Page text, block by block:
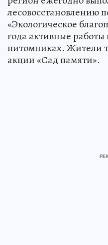
лесовосстановлению
«Экологическое
года активные
питомниках. Жители
акции «Сад памяти».